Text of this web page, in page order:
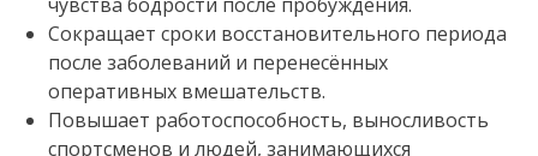
Сокращает сроки восстановительного периода
после заболеваний и перенесённых
оперативных вмешательств.
Повышает работоспособность, выносливость
спортсменов и людей, занимающихся